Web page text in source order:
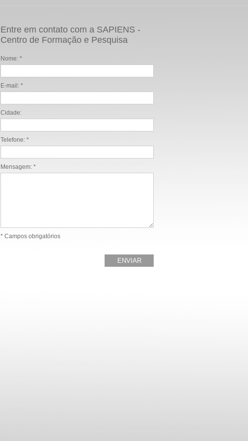
Entre em contato com a SAPIENS -
Centro de Formação e Pesquisa
Nome: *
E-mail: *
Cidade:
Telefone: *
Mensagem: *
* Campos obrigatórios